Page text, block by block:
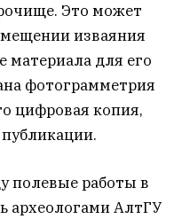
Это может
изваяния
материала для его
фотограмметрия
цифровая копия,
полевые работы в
археологами АлтГУ